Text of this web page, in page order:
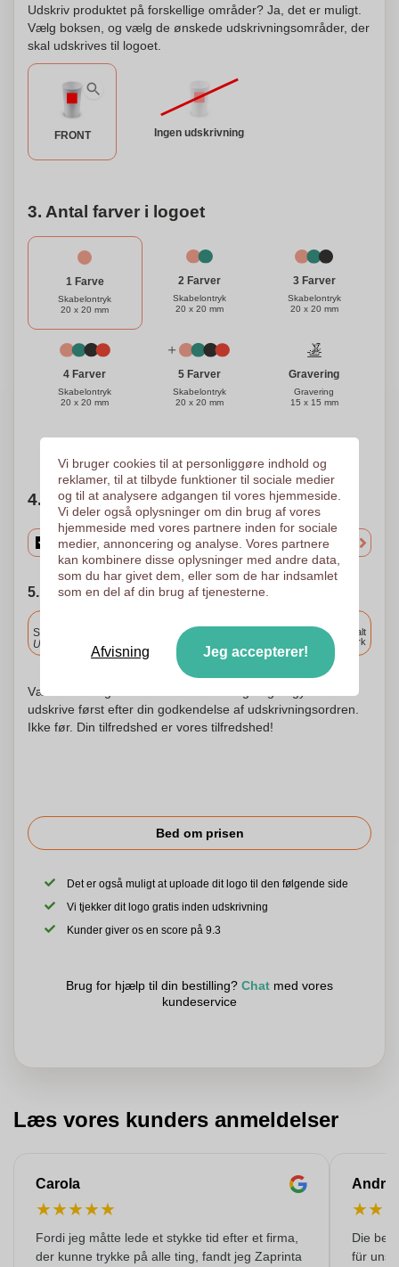
Udskriv produktet på forskellige områder? Ja, det er muligt.
Vælg boksen, og vælg de ønskede udskrivningsområder, der
skal udskrives til logoet.
FRONT Ingen udskrivning
3. Antal farver i logoet
1 Farve
Skabelontryk
20 x 20 mm
2 Farver
Skabelontryk
20 x 20 mm
3 Farver
Skabelontryk
20 x 20 mm
4 Farver
Skabelontryk
20 x 20 mm
5 Farver
Skabelontryk
20 x 20 mm
Gravering
Gravering
15 x 15 mm
4. Vælg mængden
5. Vælg forsendelsesdato
Standard levering
Upload og godkend dine filer i morgen før 9:30.
Levering overalt
i Danmark
Vær ikke urolig! Vi kontrollerer hvert logo og begynder at
udskrive først efter din godkendelse af udskrivningsordren.
Ikke før. Din tilfredshed er vores tilfredshed!
Bed om prisen
Det er også muligt at uploade dit logo til den følgende side
Vi tjekker dit logo gratis inden udskrivning
Kunder giver os en score på 9.3
Brug for hjælp til din bestilling? Chat med vores
kundeservice
Læs vores kunders anmeldelser
Carola
★★★★★
Fordi jeg måtte lede et stykke tid efter et firma,
der kunne trykke på alle ting, fandt jeg Zaprinta
★★
Die
für
Vi bruger cookies til at personliggøre indhold og
reklamer, til at tilbyde funktioner til sociale medier
og til at analysere adgangen til vores hjemmeside.
Vi deler også oplysninger om din brug af vores
hjemmeside med vores partnere inden for sociale
medier, annoncering og analyse. Vores partnere
kan kombinere disse oplysninger med andre data,
som du har givet dem, eller som de har indsamlet
som en del af din brug af tjenesterne.
Afvisning Jeg accepterer!